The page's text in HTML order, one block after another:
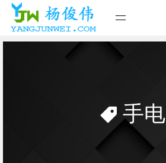
手电